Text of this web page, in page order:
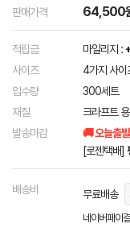
판매가격 64,500
적립금 마일리지 :
사이즈
4가지 사이
입수량
300세트
재질
크라프트
발송마감
🚚 오늘출
[로젠택배]
배송비 무료배송
네이버페이